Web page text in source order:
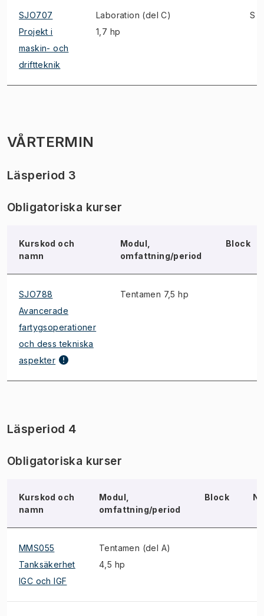
SJO707
Projekt i
maskin- och
driftteknik
Laboration (del C)
1,7 hp
S
VÅRTERMIN
Läsperiod 3
Obligatoriska kurser
Kurskod och
namn
Modul,
omfattning/period
Block
SJO788
Avancerade
fartygsoperationer
och dess tekniska
aspekter
Tentamen 7,5 hp
Läsperiod 4
Obligatoriska kurser
Kurskod och
namn
Modul,
omfattning/period
Block
MMS055
Tanksäkerhet
IGC och IGF
Tentamen (del A)
4,5 hp